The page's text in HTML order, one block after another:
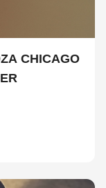
CHICAGO